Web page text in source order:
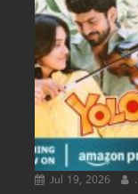
Jul 19, 2026 .